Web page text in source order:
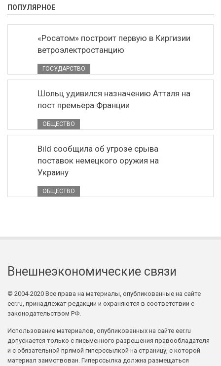
ПОПУЛЯРНОЕ
«Росатом» построит первую в Киргизии
ветроэлектростанцию
ГОСУДАРСТВО
Шольц удивился назначению Атталя на
пост премьера Франции
ОБЩЕСТВО
Bild сообщила об угрозе срыва
поставок немецкого оружия на
Украину
ОБЩЕСТВО
Внешнеэкономические связи
© 2004-2020 Все права на материалы, опубликованные на сайте
eer.ru, принадлежат редакции и охраняются в соответствии с
законодательством РФ.
Использование материалов, опубликованных на сайте eer.ru
допускается только с письменного разрешения правообладателя
и с обязательной прямой гиперссылкой на страницу, с которой
материал заимствован. Гиперссылка должна размещаться